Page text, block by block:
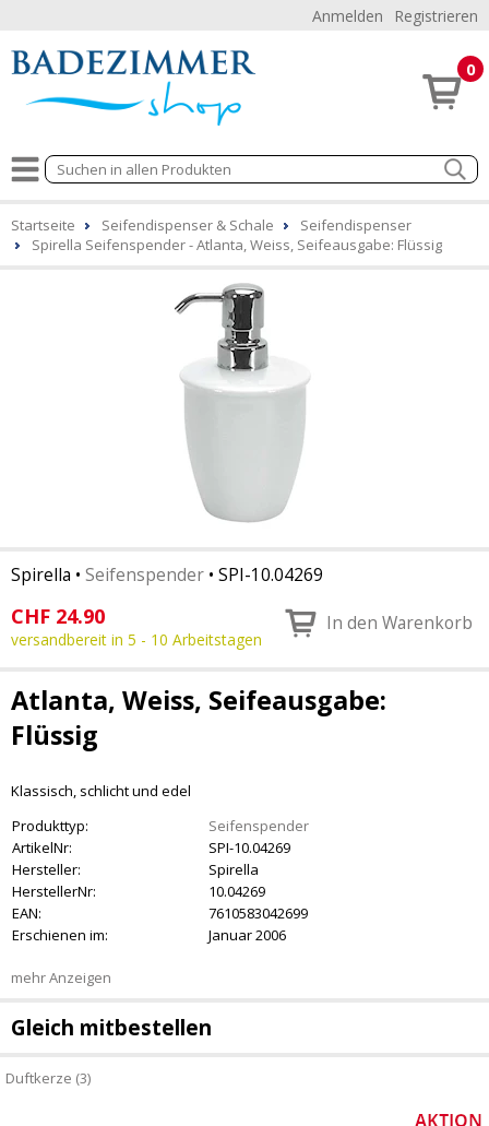
Anmelden Registrieren
0
Startseite Seifendispenser & Schale
Seifendispenser
Spirella Seifenspender - Atlanta, Weiss, Seifeausgabe: Flüssig
Spirella • Seifenspender • SPI-10.04269
CHF 24.90
versandbereit in 5 - 10 Arbeitstagen
In den Warenkorb
Atlanta, Weiss, Seifeausgabe:
Flüssig
Klassisch, schlicht und edel
Produkttyp:
Seifenspender
ArtikelNr:
SPI-10.04269
Hersteller:
Spirella
HerstellerNr:
10.04269
EAN:
7610583042699
Erschienen im:
Januar 2006
mehr Anzeigen
Gleich mitbestellen
Duftkerze (3)